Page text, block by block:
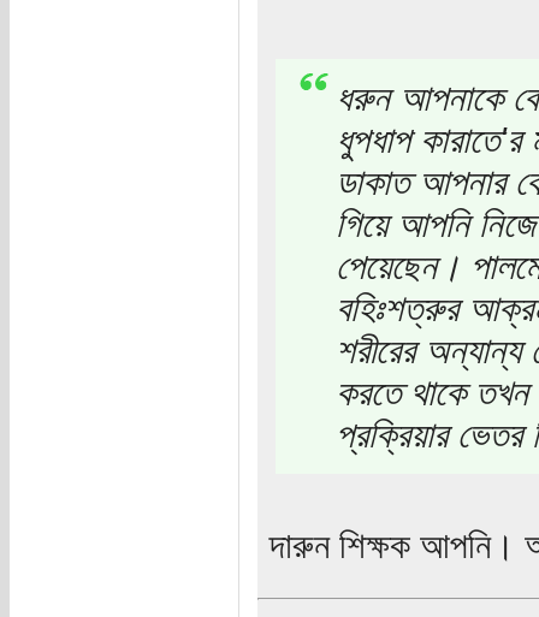
ধরুন আপনাকে
ধুপধাপ কারাতে'র
ডাকাত আপনার
গিয়ে আপনি
পেয়েছেন।
বহিঃশত্রুর
শরীরের
করতে থাকে
প্রক্রিয়ার ভেতর
দারুন শিক্ষক আপনি।